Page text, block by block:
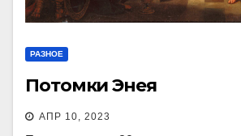
РАЗНОЕ
Потомки Энея
АПР 10, 2023